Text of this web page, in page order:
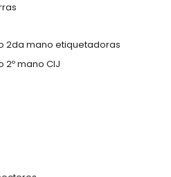
2da mano etiquetadoras
mano CIJ